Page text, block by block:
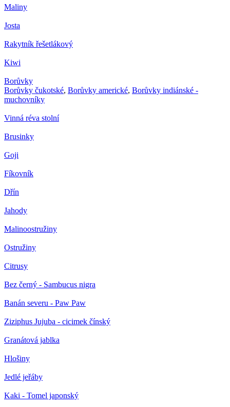
Maliny
Josta
Rakytník řešetlákový
Kiwi
Borůvky
Borůvky čukotské, Borůvky americké, Borůvky indiánské -
muchovníky
Vinná réva stolní
Brusinky
Goji
Fíkovník
Dřín
Jahody
Malinoostružiny
Ostružiny
Citrusy
Bez černý - Sambucus nigra
Banán severu - Paw Paw
Ziziphus Jujuba - cicimek čínský
Granátová jablka
Hlošiny
Jedlé jeřáby
Kaki - Tomel japonský